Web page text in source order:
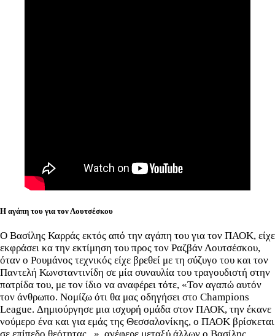
Η αγάπη του για τον Λουτσέσκου
Ο Βασίλης Καρράς εκτός από την αγάπη του για τον ΠΑΟΚ, είχε
εκφράσει κα την εκτίμηση του προς τον Ραζβάν Λουτσέσκου,
όταν ο Ρουμάνος τεχνικός είχε βρεθεί με τη σύζυγο του και τον
Παντελή Κωνσταντινίδη σε μία συναυλία του τραγουδιστή στην
πατρίδα του, με τον ίδιο να αναφέρει τότε, «Τον αγαπώ αυτόν
τον άνθρωπο. Νομίζω ότι θα μας οδηγήσει στο Champions
League. Δημιούργησε μια ισχυρή ομάδα στον ΠΑΟΚ, την έκανε
νούμερο ένα και για εμάς της Θεσσαλονίκης, ο ΠΑΟΚ βρίσκεται